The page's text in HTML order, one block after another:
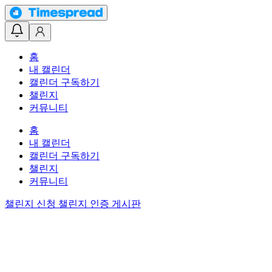
홈
내 캘린더
캘린더 구독하기
챌린지
커뮤니티
홈
내 캘린더
캘린더 구독하기
챌린지
커뮤니티
챌린지 신청 챌린지 인증 게시판